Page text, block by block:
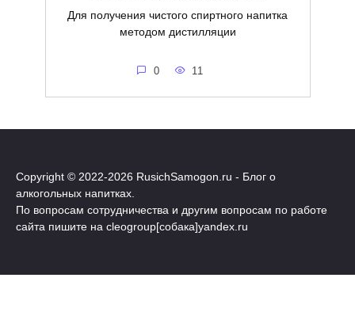
Для получения чистого спиртного напитка
методом дистилляции
0 11
Copyright © 2022-2026 RusichSamogon.ru - Блог о
алкогольных напитках.
По вопросам сотрудничества и другим вопросам по работе
сайта пишите на cleogroup[собака]yandex.ru